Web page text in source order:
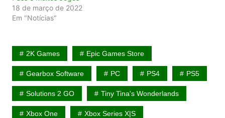
18 de março de 2022
Em "Notícias"
2K Games Epic Games Store
Gearbox Software PC PS4 PS5
Solutions 2 GO Tiny Tina's Wonderlands
Xbox One Xbox Series X|S